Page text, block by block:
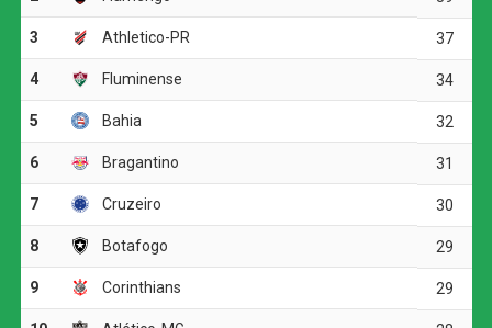
A melhor oportunidade antes do intervalo foi do
Corinthians. Aos 23 minutos, Allan fez um cruzamento
preciso para Matheuzinho, que cabeceou com força, mas
O ritmo aumentou no segundo tempo, e o Corinthians
voltou a ameaçar aos 20 minutos. Matheuzinho recuperou
a bola no meio-campo e acionou Yuri Alberto. O atacante
dominou, girou diante da marcação e finalizou com
potência da entrada da área, obrigando Santos a fazer
outra grande intervenção.
Dois minutos mais tarde, Yuri Alberto recebeu um